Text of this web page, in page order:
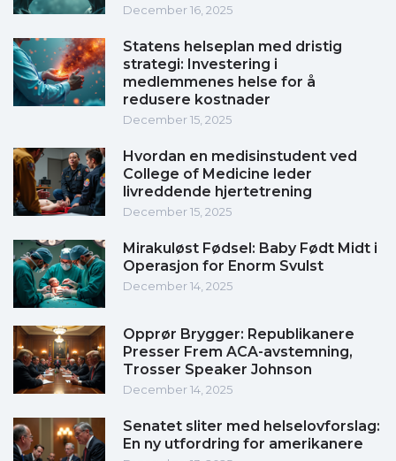
December 16, 2025
Statens helseplan med dristig
strategi: Investering i
medlemmenes helse for å
redusere kostnader
December 15, 2025
Hvordan en medisinstudent ved
College of Medicine leder
livreddende hjertetrening
December 15, 2025
Mirakuløst Fødsel: Baby Født Midt i
Operasjon for Enorm Svulst
December 14, 2025
Opprør Brygger: Republikanere
Presser Frem ACA-avstemning,
Trosser Speaker Johnson
December 14, 2025
Senatet sliter med helselovforslag:
En ny utfordring for amerikanere